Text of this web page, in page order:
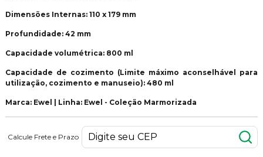
Dimensões Internas: 110 x 179 mm
Profundidade: 42 mm
Capacidade volumétrica: 800 ml
Capacidade de cozimento (Limite máximo aconselhável para
utilização, cozimento e manuseio): 480 ml
Marca: Ewel | Linha: Ewel - Coleção Marmorizada
Calcule Frete e Prazo